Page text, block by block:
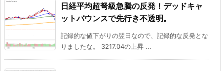
日経平均超弩級急騰の反発！デッドキャ
ットバウンスで先行き不透明。
記録的な値下がりの翌日なので、記録的な反発とな
りましたな。 3217.04の上昇 ...